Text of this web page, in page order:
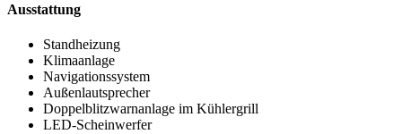
Ausstattung
Standheizung
Klimaanlage
Navigationssystem
Außenlautsprecher
Doppelblitzwarnanlage im Kühlergrill
LED-Scheinwerfer